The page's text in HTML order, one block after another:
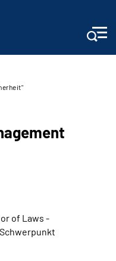
of Laws -